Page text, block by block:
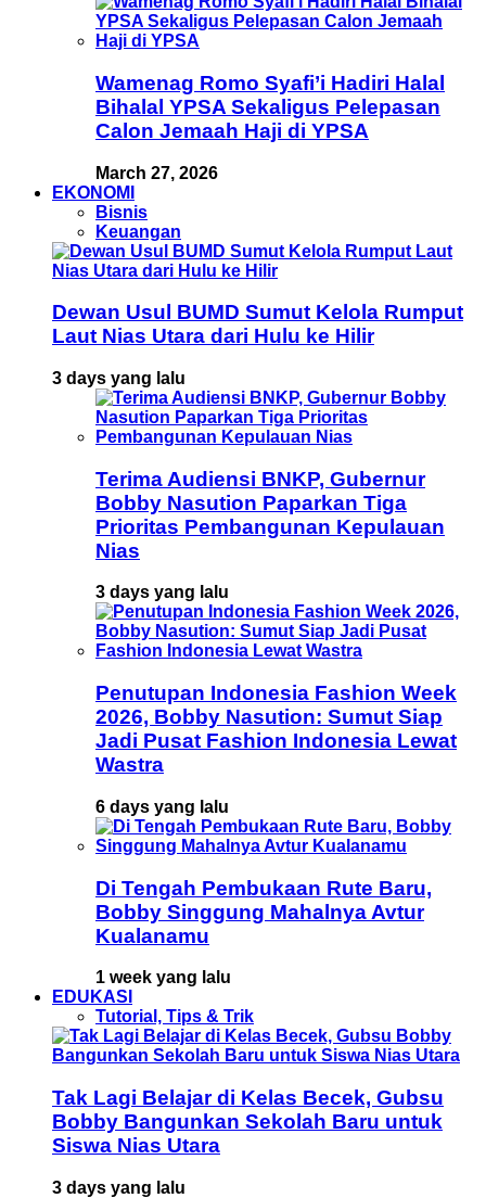
Wamenag Romo Syafi’i Hadiri Halal
Bihalal YPSA Sekaligus Pelepasan
Calon Jemaah Haji di YPSA
March 27, 2026
EKONOMI
Bisnis
Keuangan
Dewan Usul BUMD Sumut Kelola Rumput
Laut Nias Utara dari Hulu ke Hilir
3 days yang lalu
Terima Audiensi BNKP, Gubernur
Bobby Nasution Paparkan Tiga
Prioritas Pembangunan Kepulauan
Nias
3 days yang lalu
Penutupan Indonesia Fashion Week
2026, Bobby Nasution: Sumut Siap
Jadi Pusat Fashion Indonesia Lewat
Wastra
6 days yang lalu
Di Tengah Pembukaan Rute Baru,
Bobby Singgung Mahalnya Avtur
Kualanamu
1 week yang lalu
EDUKASI
Tutorial, Tips & Trik
Tak Lagi Belajar di Kelas Becek, Gubsu
Bobby Bangunkan Sekolah Baru untuk
Siswa Nias Utara
3 days yang lalu